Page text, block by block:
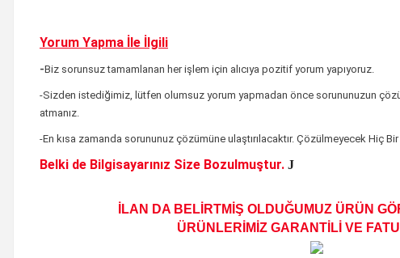
Yorum Yapma İle İlgili
-Biz sorunsuz tamamlanan her işlem için alıcıya pozitif yorum yapıyoruz.
-Sizden istediğimiz, lütfen olumsuz yorum yapmadan önce sorununuzun
atmanız.
-En kısa zamanda sorununuz çözümüne ulaştırılacaktır. Çözülmeyecek Hiç
Belki de Bilgisayarınız Size Bozulmuştur. J
İLAN DA BELİRTMİŞ OLDUĞUMUZ ÜRÜN
ÜRÜNLERİMİZ GARANTİLİ VE